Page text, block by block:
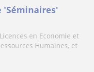
'Séminaires'
en Economie et
Humaines, et